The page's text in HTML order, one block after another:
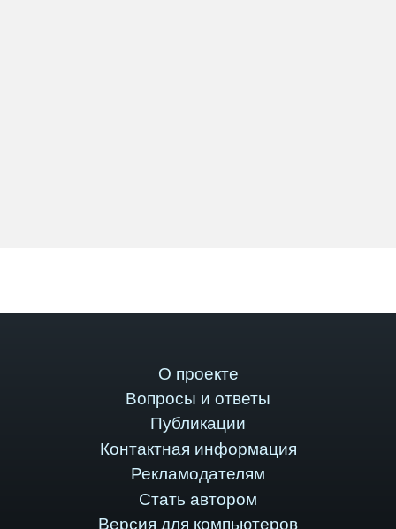
О проекте
Вопросы и ответы
Публикации
Контактная информация
Рекламодателям
Стать автором
Версия для компьютеров